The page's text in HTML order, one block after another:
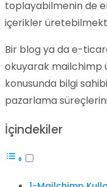
toplayabilmenin de
içerikler
Bir blog ya da e-
okuyarak mailchimp
konusunda bilgi
pazarlama
İçindekiler